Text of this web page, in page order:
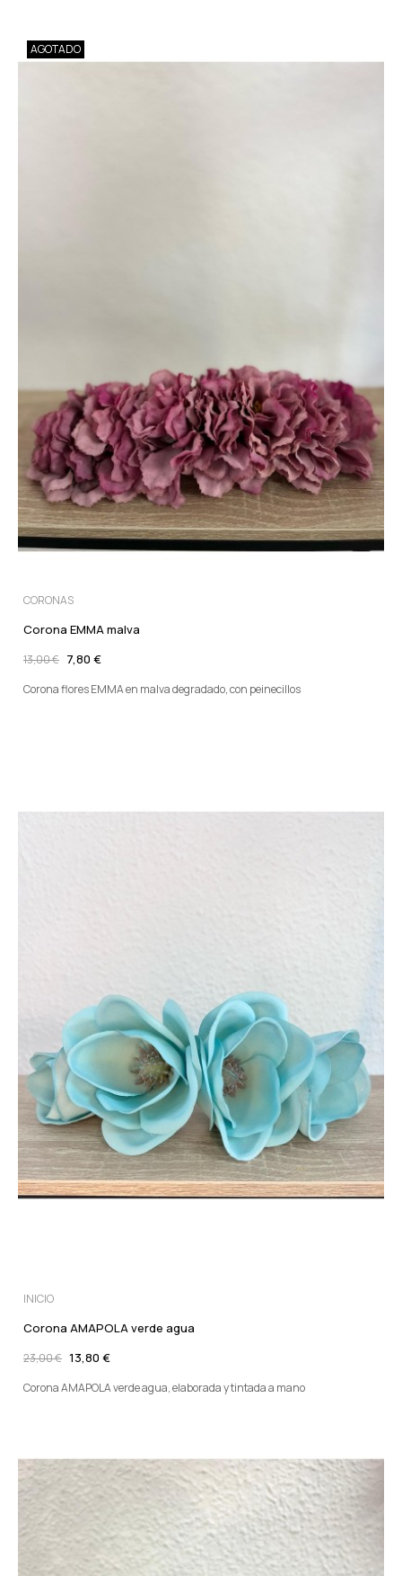
AGOTADO
CORONAS
Corona EMMA malva
13,00 € 7,80 €
Corona flores EMMA en malva degradado, con peinecillos
INICIO
Corona AMAPOLA verde agua
23,00 € 13,80 €
Corona AMAPOLA verde agua, elaborada y tintada a mano